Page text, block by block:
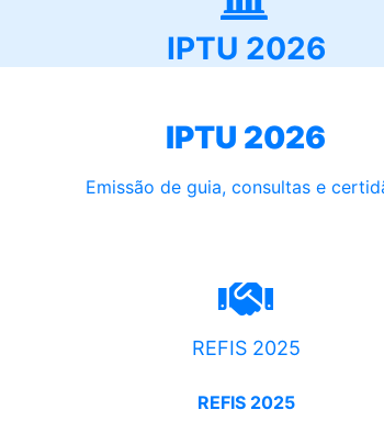
IPTU 2026
IPTU 2026
Emissão de guia, consultas e
REFIS 2025
REFIS 2025